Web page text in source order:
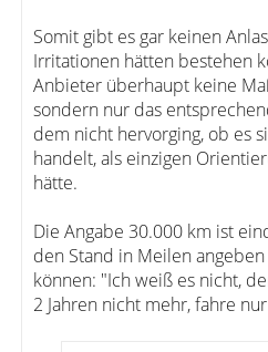
Somit gibt es gar keinen
Irritationen hätten bestehen
Anbieter überhaupt keine
sondern nur das
dem nicht hervorging, ob es
handelt, als einzigen
hätte.
Die Angabe 30.000 km ist
den Stand in Meilen
können: "Ich weiß es nicht,
2 Jahren nicht mehr, fahre